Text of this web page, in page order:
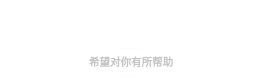
希望对你有所帮助